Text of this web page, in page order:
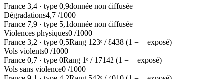
France 3,4 · type 0,9donnée non diffusée
Dégradations4,7 /1000
France 7,9 · type 5,1donnée non diffusée
Violences physiques0 /1000
France 3,2 · type 0,5Rang 123ᵉ /8438 (1 = + exposé)
Vols violents0 /1000
France 0,7 · type 0Rang 1ᵉ / 17142 (1 = + exposé)
Vols sans violence0 /1000